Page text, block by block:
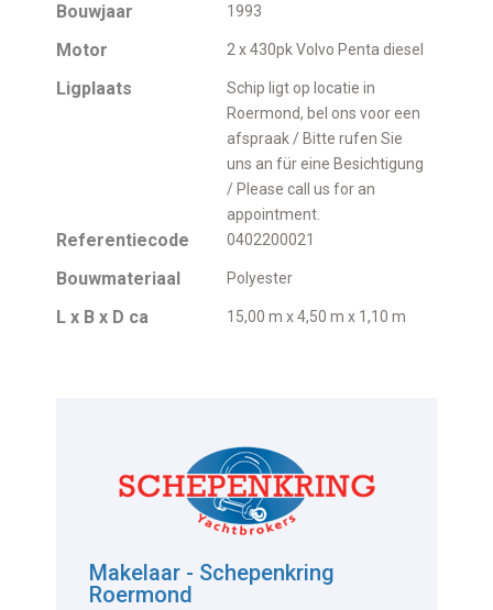
Bouwjaar 1993
Motor 2 x 430pk Volvo Penta diesel
Ligplaats
Schip ligt op locatie in
Roermond, bel ons voor een
afspraak / Bitte rufen Sie
uns an für eine Besichtigung
/ Please call us for an
appointment.
Referentiecode 0402200021
Bouwmateriaal Polyester
L x B x D ca 15,00 m x 4,50 m x 1,10 m
Makelaar - Schepenkring
Roermond